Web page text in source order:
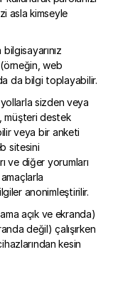
asla kimseyle
web
da bilgi toplayabilir.
sizden veya
müşteri destek
veya bir anketi
sitesini
ve diğer yorumları
anonimleştirilir.
açık ve ekranda)
değil) çalışırken
kesin